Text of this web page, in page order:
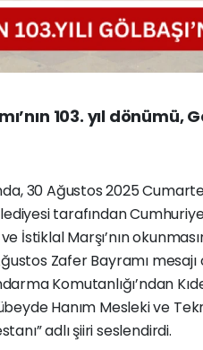
103. yıl dönümü,
30 Ağustos 2025
tarafından
İstiklal Marşı’nın
Zafer Bayramı
Komutanlığı’ndan
Hanım Mesleki ve
adlı şiiri seslendirdi.